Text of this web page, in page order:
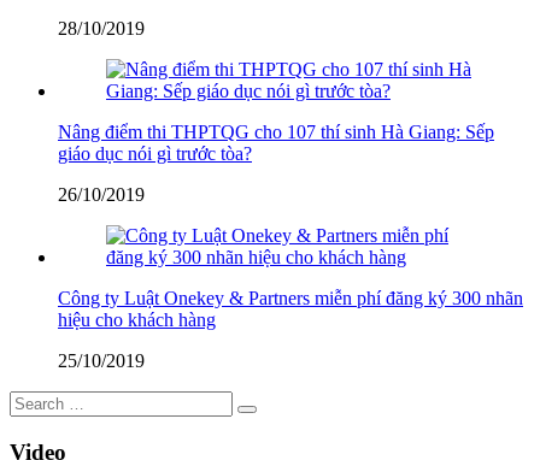
28/10/2019
Nâng điểm thi THPTQG cho 107 thí sinh Hà Giang: Sếp
giáo dục nói gì trước tòa?
26/10/2019
Công ty Luật Onekey & Partners miễn phí đăng ký 300 nhãn
hiệu cho khách hàng
25/10/2019
Video